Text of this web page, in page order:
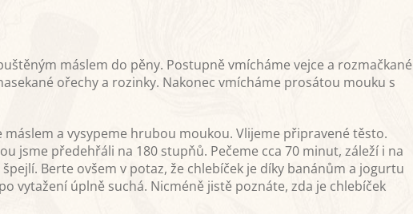
máslem do pěny. Postupně vmícháme vejce a rozmačkané
ořechy a rozinky. Nakonec vmícháme prosátou mouku s
máslem a vysypeme hrubou moukou. Vlijeme připravené těsto.
jsme předehřáli na 180 stupňů. Pečeme cca 70 minut, záleží i na
Berte ovšem v potaz, že chlebíček je díky banánům a jogurtu
vytažení úplně suchá. Nicméně jistě poznáte, zda je chlebíček